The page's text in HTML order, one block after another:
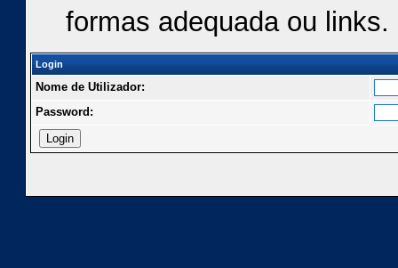
formas adequada ou links.
Login
Nome de Utilizador:
Password: